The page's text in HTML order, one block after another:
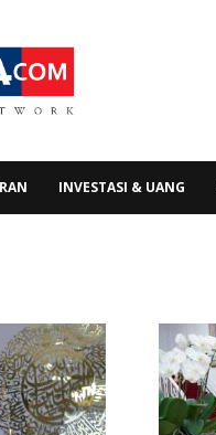
INVESTASI & UANG